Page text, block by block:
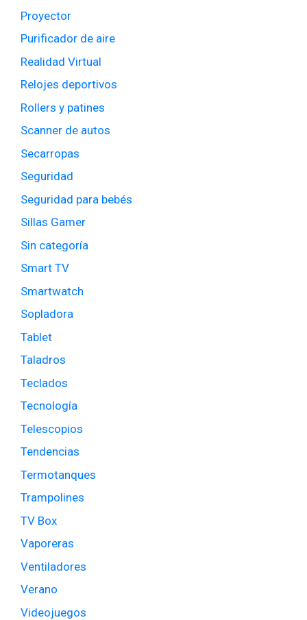
Proyector
Purificador de aire
Realidad Virtual
Relojes deportivos
Rollers y patines
Scanner de autos
Secarropas
Seguridad
Seguridad para bebés
Sillas Gamer
Sin categoría
Smart TV
Smartwatch
Sopladora
Tablet
Taladros
Teclados
Tecnología
Telescopios
Tendencias
Termotanques
Trampolines
TV Box
Vaporeras
Ventiladores
Verano
Videojuegos